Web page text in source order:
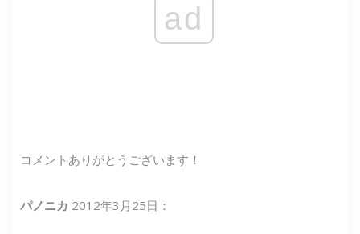
ad
コメントありがとうございます！
パノニカ 2012年3月25日：